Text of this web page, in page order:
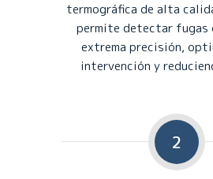
termográfica de alta
permite detectar fugas
extrema precisión,
intervención y
2